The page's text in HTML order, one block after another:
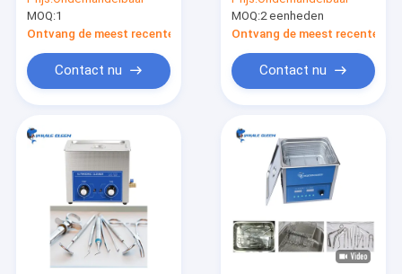
Ultrasone Schonere
61L Vrije Schade
MOQ:1
Ontvang de meest recente Prijs
Contact nu
Labwarelaboratorium
MOQ:2 eenheden
Ontvang de meest recente
Contact nu